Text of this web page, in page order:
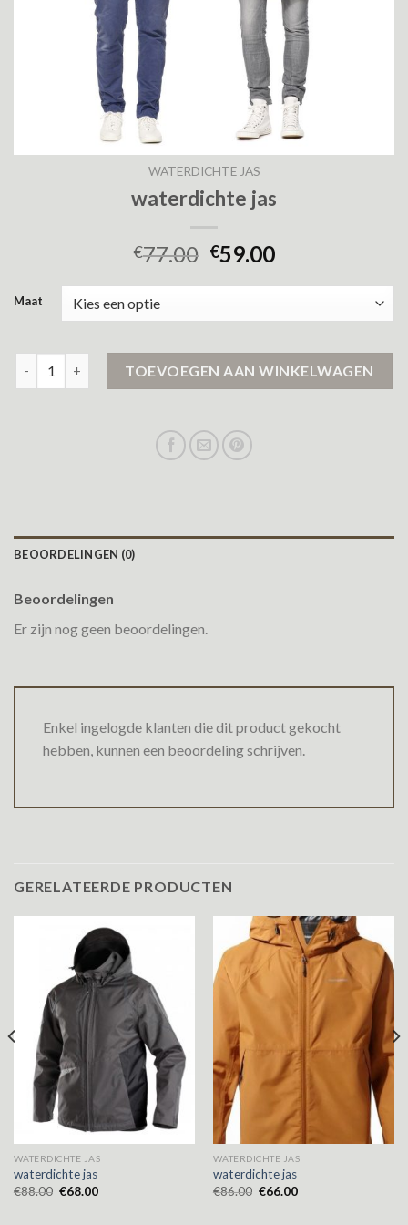
WATERDICHTE JAS
waterdichte jas
€77.00 €59.00
Maat
TOEVOEGEN AAN WINKELWAGEN
BEOORDELINGEN (0)
Beoordelingen
Er zijn nog geen beoordelingen.
Enkel ingelogde klanten die dit product gekocht
hebben, kunnen een beoordeling schrijven.
GERELATEERDE PRODUCTEN
WATERDICHTE JAS
waterdichte jas
€88.00 €68.00
WATERDICHTE JAS
waterdichte jas
€86.00 €66.00